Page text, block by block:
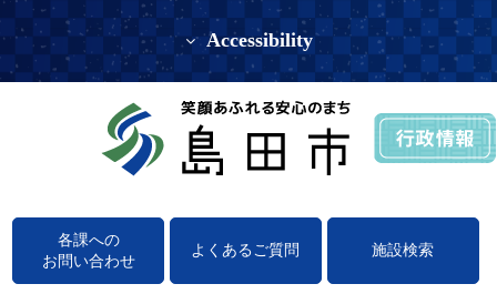
Accessibility
各課への
お問い合わせ
よくあるご質問 施設検索